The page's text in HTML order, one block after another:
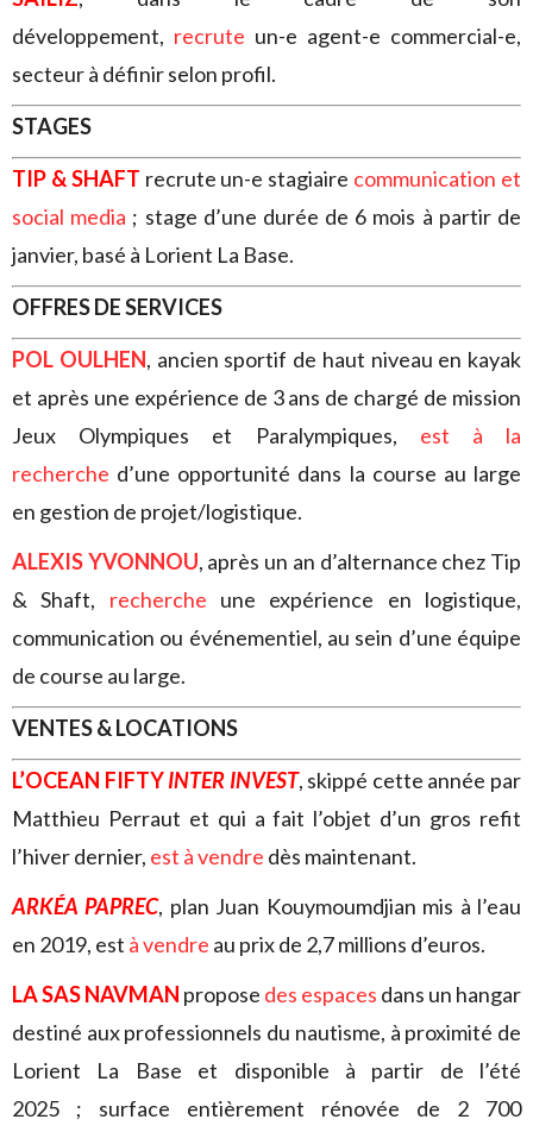
développement, recrute un-e agent-e commercial-e,
secteur à définir selon profil.
STAGES
TIP & SHAFT recrute un-e stagiaire communication et
social media ; stage d’une durée de 6 mois à partir de
janvier, basé à Lorient La Base.
OFFRES DE SERVICES
POL OULHEN, ancien sportif de haut niveau en kayak
et après une expérience de 3 ans de chargé de mission
Jeux Olympiques et Paralympiques, est à la
recherche d’une opportunité dans la course au large
en gestion de projet/logistique.
ALEXIS YVONNOU, après un an d’alternance chez Tip
& Shaft, recherche une expérience en logistique,
communication ou événementiel, au sein d’une équipe
de course au large.
VENTES & LOCATIONS
L’OCEAN FIFTYINTER INVEST, skippé cette année par
Matthieu Perraut et qui a fait l’objet d’un gros refit
l’hiver dernier, est à vendre dès maintenant.
ARKÉA PAPREC, plan Juan Kouymoumdjian mis à l’eau
en 2019, est à vendre au prix de 2,7 millions d’euros.
LA SAS NAVMAN propose des espaces dans un hangar
destiné aux professionnels du nautisme, à proximité de
Lorient La Base et disponible à partir de l’été
2025 ; surface entièrement rénovée de 2 700